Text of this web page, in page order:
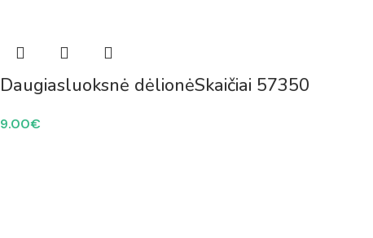
Daugiasluoksnė dėlionėSkaičiai 57350
9.00€